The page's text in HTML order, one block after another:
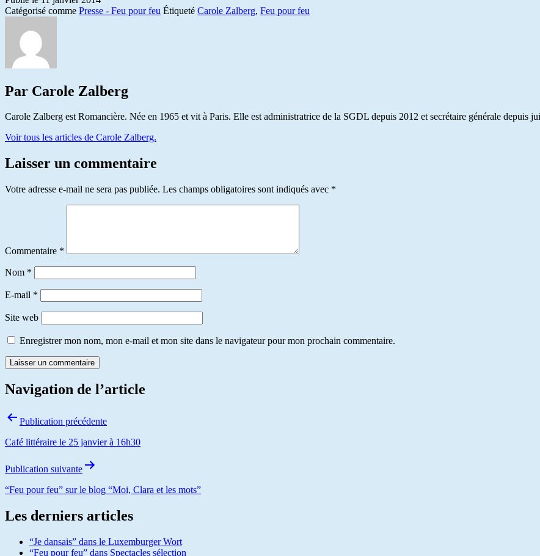
Catégorisé comme Presse - Feu pour feu Étiqueté Carole Zalberg, Feu pour feu
Par Carole Zalberg
Carole Zalberg est Romancière. Née en 1965 et vit à Paris. Elle est administratrice de la SGDL depuis 2012 et secrétaire générale depuis
Voir tous les articles de Carole Zalberg.
Laisser un commentaire
Votre adresse e-mail ne sera pas publiée. Les champs obligatoires sont indiqués avec *
Commentaire *
Nom *
E-mail *
Site web
Enregistrer mon nom, mon e-mail et mon site dans le navigateur pour mon prochain commentaire.
Navigation de l’article
Publication précédente
Café littéraire le 25 janvier à 16h30
Publication suivante
“Feu pour feu” sur le blog “Moi, Clara et les mots”
Les derniers articles
“Je dansais” dans le Luxemburger Wort
“Feu pour feu” dans Spectacles sélection